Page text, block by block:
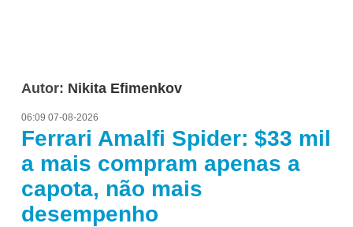
Autor: Nikita Efimenkov
06:09 07-08-2026
Ferrari Amalfi Spider: $33 mil
a mais compram apenas a
capota, não mais
desempenho